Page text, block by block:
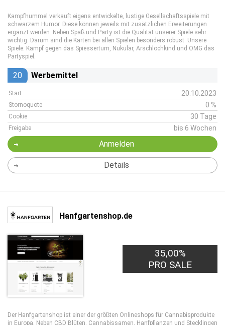
Kampfhummel verkauft eigens entwickelte, lustige Gesellschaftsspiele mit
schwarzem Humor. Diese können jeweils mit zusätzlichen Erweiterungen
ergänzt werden. Neben Spaß und Party ist die Qualität unserer Spiele sehr
wichtig. Darum sind die Karten bei allen Spielen besonders robust. Unsere
Spiele: Kampf gegen das Spiessertum, Nukular, Arschlochkind und OMG das
Partyspiel.
20 Werbemittel
Start 20.10.2023
Stornoquote 0 %
Cookie 30 Tage
Freigabe bis 6 Wochen
Anmelden
Details
Hanfgartenshop.de
35,00%
PRO SALE
Der Hanfgartenshop ist einer der größten Onlineshops für Cannabisprodukte
in Europa. Neben CBD Blüten, Cannabissamen, Hanfpflanzen und Stecklingen